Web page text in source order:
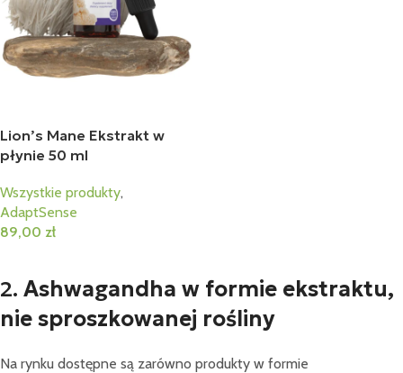
Lion’s Mane Ekstrakt w
płynie 50 ml
Wszystkie produkty,
AdaptSense
89,00 zł
2. Ashwagandha w formie ekstraktu,
nie sproszkowanej rośliny
Na rynku dostępne są zarówno produkty w formie